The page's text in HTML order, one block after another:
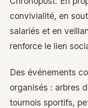
convivialité, en
salariés et en
renforce le lien
Des événements
organisés : arbres
tournois sportifs,